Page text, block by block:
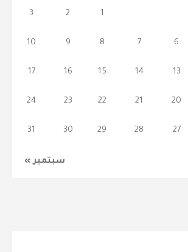
سبتمبر »
1
2
3
6
7
8
9
10
13
14
15
16
17
20
21
22
23
24
27
28
29
30
31